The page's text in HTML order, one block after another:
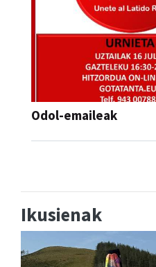
Odol-emaileak
Ikusienak